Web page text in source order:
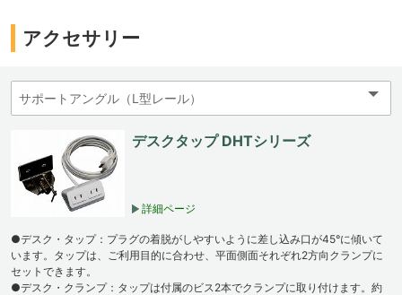
アクセサリー
デスクタップ DHTシリーズ
詳細ページ
●デスク・タップ：プラグの着脱がしやすいように差し込み口が45°に傾いて
います。タップは、ご利用目的に合わせ、平面側面それぞれ2方向クランプに
セットできます。
●デスク・クランプ：タップは付属のビス2本でクランプに取り付けます。約